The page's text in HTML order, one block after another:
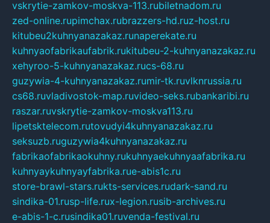
vskrytie-zamkov-moskva-113.rubiletnadom.ru
zed-online.rupimchax.rubrazzers-hd.ruz-host.ru
kitubeu2kuhnyanazakaz.runaperekate.ru
kuhnyaofabrikaufabrik.rukitubeu-2-kuhnyanazakaz.ru
xehyroo-5-kuhnyanazakaz.rucs-68.ru
guzywia-4-kuhnyanazakaz.rumir-tk.ruvlknrussia.ru
cs68.ruvladivostok-map.ruvideo-seks.rubankaribi.ru
raszar.ruvskrytie-zamkov-moskva113.ru
lipetsktelecom.rutovudyi4kuhnyanazakaz.ru
seksuzb.ruguzywia4kuhnyanazakaz.ru
fabrikaofabrikaokuhny.rukuhnyaekuhnyaafabrika.ru
kuhnyaykuhnyayfabrika.rue-abis1c.ru
store-brawl-stars.rukts-services.rudark-sand.ru
sindika-01.rusp-life.rux-legion.rusib-archives.ru
e-abis-1-c.rusindika01.ruvenda-festival.ru